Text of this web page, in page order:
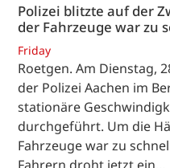
Polizei blitzte auf der
der Fahrzeuge war zu
Friday
Roetgen. Am Dienstag,
der Polizei Aachen im
stationäre
durchgeführt. Um die
Fahrzeuge war zu